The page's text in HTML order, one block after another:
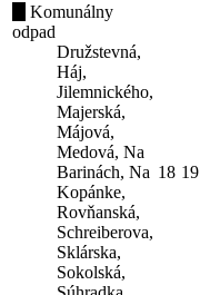
Komunálny
odpad
Družstevná,
Háj,
Jilemnického,
Majerská,
Májová,
Medová, Na
Barinách, Na
Kopánke,
Rovňanská,
Schreiberova,
Sklárska,
Sokolská,
18 19